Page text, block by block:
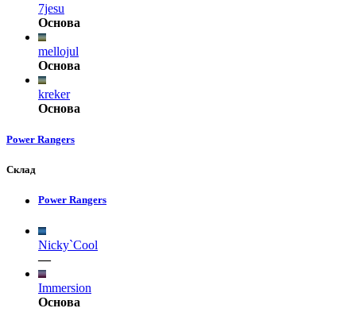
7jesu
Основа
mellojul
Основа
kreker
Основа
Power Rangers
Склад
Power Rangers
Nicky`Cool
—
Immersion
Основа